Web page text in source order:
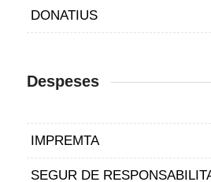
DONATIUS
Despeses
IMPREMTA
SEGUR DE